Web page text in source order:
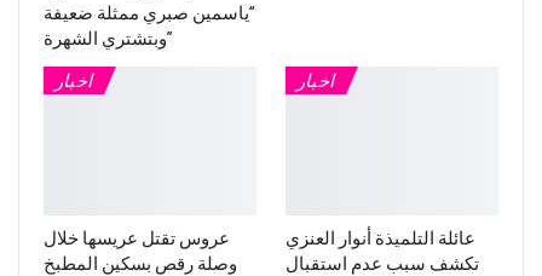
“ياسمين صبري ممثلة ضعيفة
وبتشتري الشهرة”
اخبار
عروس تقتل عريسها خلال
وصلة رقص بسكين المطبخ
اخبار
عائلة التلميذة أنوار العنزي
تكشف سبب عدم استقبال